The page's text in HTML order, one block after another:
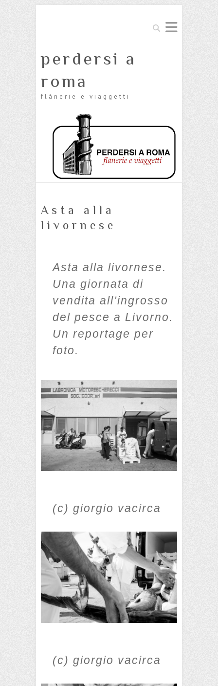
Cerca
perdersi a
roma
flânerie e viaggetti
Asta alla
livornese
Asta alla livornese.
Una giornata di
vendita all’ingrosso
del pesce a Livorno.
Un reportage per
foto.
(c) giorgio vacirca
(c) giorgio vacirca